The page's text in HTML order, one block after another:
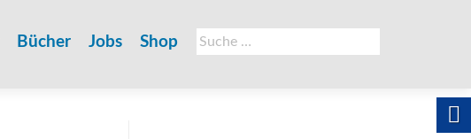
Suche
nach:
Bücher Jobs Shop